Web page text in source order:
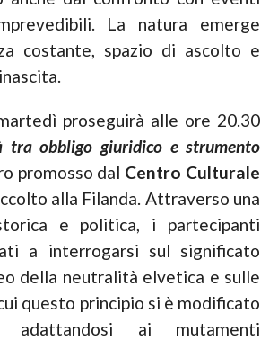
La natura emerge
costante, spazio di ascolto e
proseguirà alle ore 20.30
tra obbligo giuridico e strumento
promosso dal Centro Culturale
alla Filanda. Attraverso una
e politica, i partecipanti
a interrogarsi sul significato
della neutralità elvetica e sulle
questo principio si è modificato
adattandosi ai mutamenti